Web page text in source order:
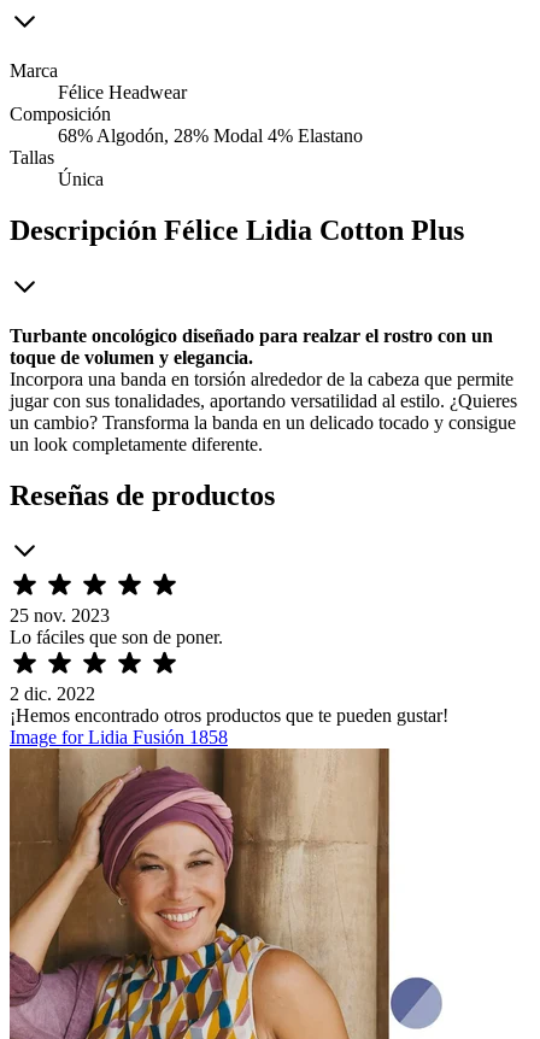
Marca
Félice Headwear
Composición
68% Algodón, 28% Modal 4% Elastano
Tallas
Única
Descripción Félice Lidia Cotton Plus
Turbante oncológico diseñado para realzar el rostro con un
toque de volumen y elegancia.
Incorpora una banda en torsión alrededor de la cabeza que permite
jugar con sus tonalidades, aportando versatilidad al estilo. ¿Quieres
un cambio? Transforma la banda en un delicado tocado y consigue
un look completamente diferente.
Reseñas de productos
25 nov. 2023
Lo fáciles que son de poner.
2 dic. 2022
¡Hemos encontrado otros productos que te pueden gustar!
Image for Lidia Fusión 1858